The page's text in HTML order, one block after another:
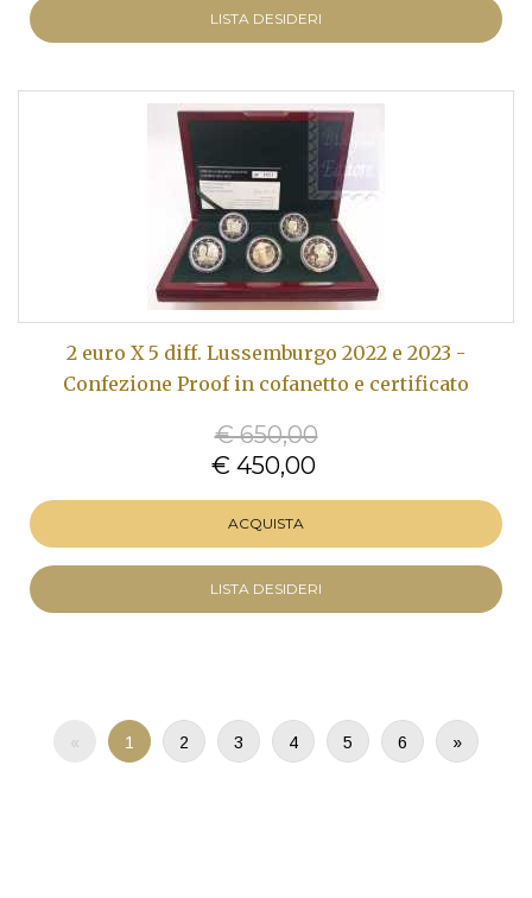
LISTA DESIDERI
2 euro X 5 diff. Lussemburgo 2022 e 2023 -
Confezione Proof in cofanetto e certificato
€ 650,00
€ 450,00
ACQUISTA
LISTA DESIDERI
« 1 2 3 4 5 6 »